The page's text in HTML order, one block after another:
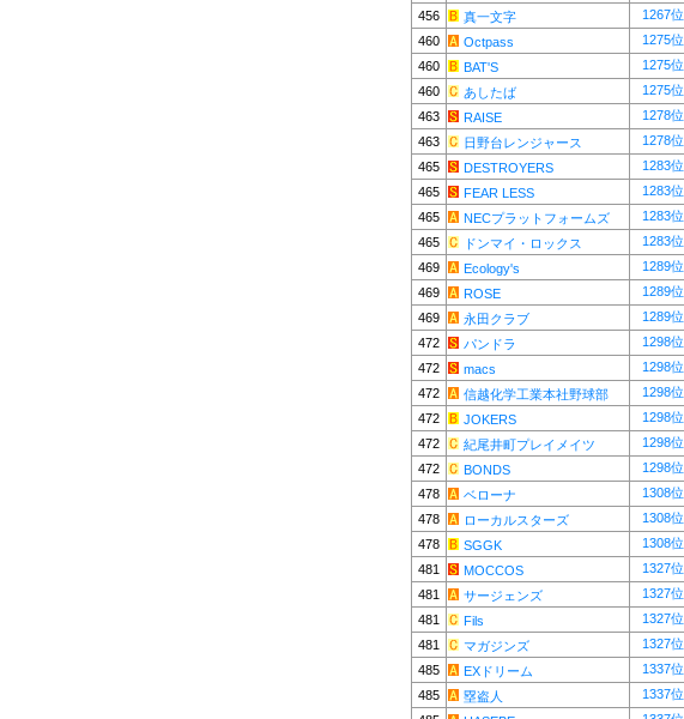
456
真一文字 1267位
460
Octpass 1275位
460
BAT'S 1275位
460
あしたば 1275位
463
RAISE 1278位
463
日野台レンジャース 1278位
465
DESTROYERS 1283位
465
FEAR LESS 1283位
465
NECプラットフォームズ 1283位
465
ドンマイ・ロックス 1283位
469
Ecology's 1289位
469
ROSE 1289位
469
永田クラブ 1289位
472
パンドラ 1298位
472
macs 1298位
472
信越化学工業本社野球部 1298位
472
JOKERS 1298位
472
紀尾井町プレイメイツ 1298位
472
BONDS 1298位
478
ベローナ 1308位
478
ローカルスターズ 1308位
478
SGGK 1308位
481
MOCCOS 1327位
481
サージェンズ 1327位
481
Fils 1327位
481
マガジンズ 1327位
485
EXドリーム 1337位
485
塁盗人 1337位